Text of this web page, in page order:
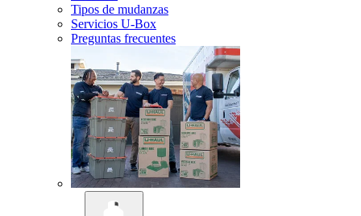
Tipos de mudanzas
Servicios U-Box
Preguntas frecuentes